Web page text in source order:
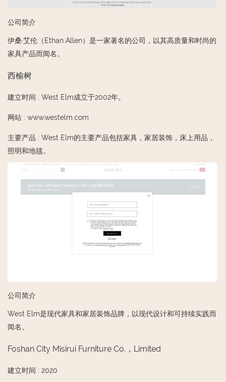
公司简介
伊桑·艾伦（Ethan Allen）是一家著名的公司，以其高质量和时尚的
家具产品而闻名。
西榆树
建立时间 : West Elm成立于2002年。
网站 : www.westelm.com
主要产品 : West Elm的主要产品包括家具，家居装饰，床上用品，
照明和地毯。
公司简介
West Elm是现代家具和家居装饰品牌，以现代设计和可持续实践而
闻名。
Foshan City Misirui Furniture Co.，Limited
建立时间 : 2020